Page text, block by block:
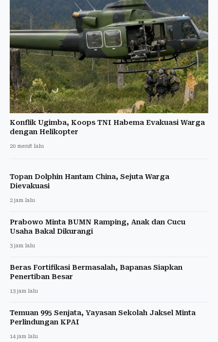
Konflik Ugimba, Koops TNI Habema Evakuasi Warga
dengan Helikopter
20 menit lalu
Topan Dolphin Hantam China, Sejuta Warga
Dievakuasi
2 jam lalu
Prabowo Minta BUMN Ramping, Anak dan Cucu
Usaha Bakal Dikurangi
3 jam lalu
Beras Fortifikasi Bermasalah, Bapanas Siapkan
Penertiban Besar
13 jam lalu
Temuan 995 Senjata, Yayasan Sekolah Jaksel Minta
Perlindungan KPAI
14 jam lalu